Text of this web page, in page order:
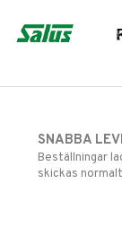
SNABBA
Beställningar
skickas